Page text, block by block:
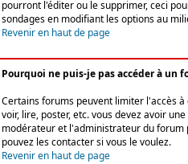
pourront l'éditer ou le supprimer, ceci
sondages en modifiant les options au
Revenir en haut de page
Pourquoi ne puis-je pas accéder à un
Certains forums peuvent limiter l'accès
voir, lire, poster, etc. vous devez avoir
modérateur et l'administrateur du forum
pouvez les contacter si vous le voulez.
Revenir en haut de page